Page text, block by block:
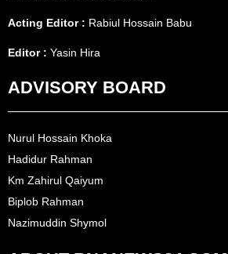
Acting Editor : Rabiul Hossain Babu
Editor : Yasin Hira
ADVISORY BOARD
Nurul Hossain Khoka
Hadidur Rahman
Km Zahirul Qaiyum
Biplob Rahman
Nazimuddin Shymol